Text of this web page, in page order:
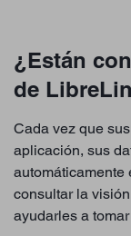
¿Están
de
Cada vez que
aplicación, sus
automáticamente
consultar la
ayudarles a